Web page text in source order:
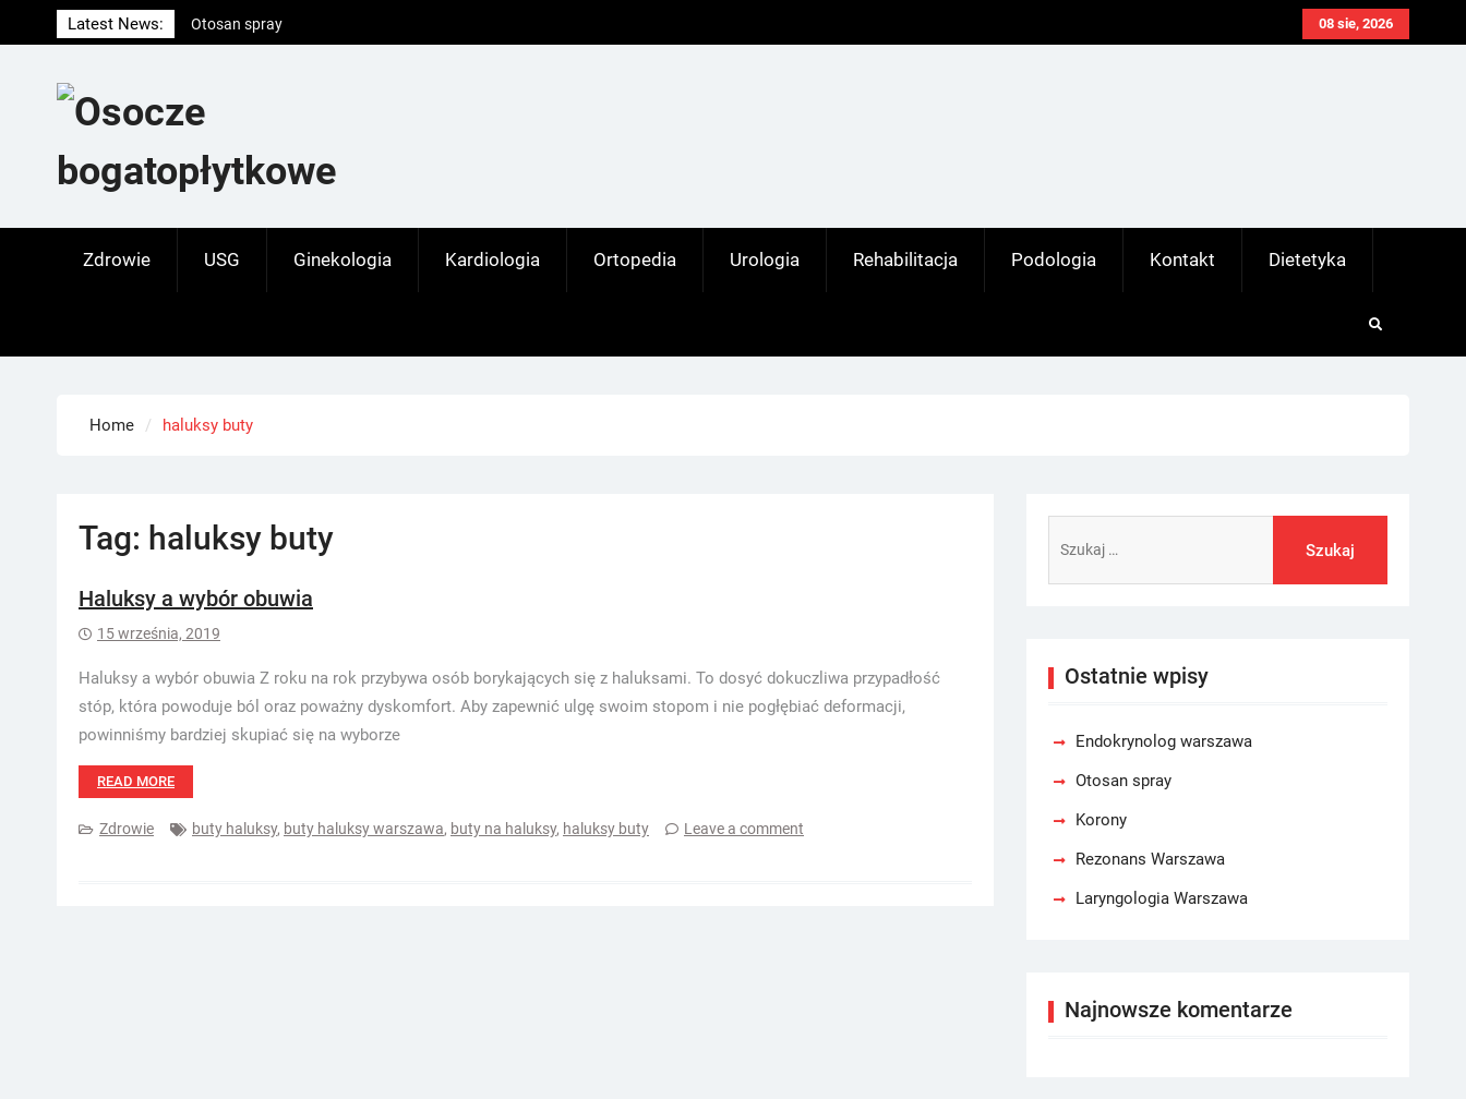
to
08 sie, 2026
Latest News:
Otosan spray
Korony
Zdrowie USG Ginekologia Kardiologia Ortopedia Urologia Rehabilitacja Podologia Kontakt Dietetyka
Home haluksy buty
Tag: haluksy buty
Haluksy a wybór obuwia
15 września, 2019
Haluksy a wybór obuwia Z roku na rok przybywa osób borykających się z haluksami. To dosyć dokuczliwa przypadłość
stóp, która powoduje ból oraz poważny dyskomfort. Aby zapewnić ulgę swoim stopom i nie pogłębiać deformacji,
powinniśmy bardziej skupiać się na wyborze
READ MORE
Zdrowie buty haluksy, buty haluksy warszawa, buty na haluksy, haluksy buty Leave a comment
Ostatnie wpisy
Endokrynolog warszawa
Otosan spray
Korony
Rezonans Warszawa
Laryngologia Warszawa
Najnowsze komentarze